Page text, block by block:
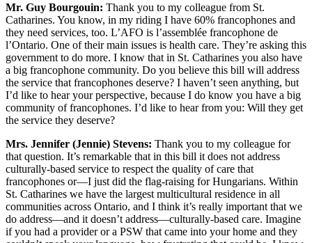
Mr. Guy Bourgouin: Thank you to my colleague from St.
Catharines. You know, in my riding I have 60% francophones and
they need services, too. L’AFO is l’assemblée francophone de
l’Ontario. One of their main issues is health care. They’re asking this
government to do more. I know that in St. Catharines you also have
a big francophone community. Do you believe this bill will address
the service that francophones deserve? I haven’t seen anything, but
I’d like to hear your perspective, because I do know you have a big
community of francophones. I’d like to hear from you: Will they get
the service they deserve?
Mrs. Jennifer (Jennie) Stevens: Thank you to my colleague for
that question. It’s remarkable that in this bill it does not address
culturally-based service to respect the quality of care that
francophones or—I just did the flag-raising for Hungarians. Within
St. Catharines we have the largest multicultural residence in all
communities across Ontario, and I think it’s really important that we
do address—and it doesn’t address—culturally-based care. Imagine
if you had a provider or a PSW that came into your home and they